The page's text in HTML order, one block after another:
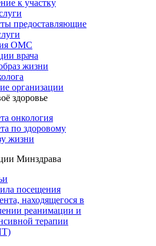
к участку
предоставляющие
ОМС
врача
жизни
организации
здоровье
онкология
по здоровому
жизни
Минздрава
посещения
находящегося в
реанимации и
терапии